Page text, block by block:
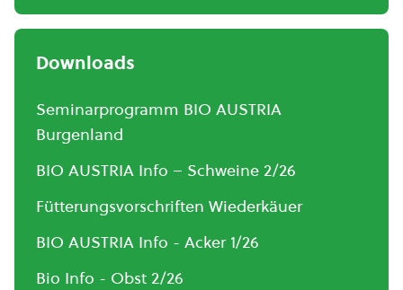
Downloads
Seminarprogramm BIO AUSTRIA
Burgenland
BIO AUSTRIA Info – Schweine 2/26
Fütterungsvorschriften Wiederkäuer
BIO AUSTRIA Info - Acker 1/26
Bio Info - Obst 2/26